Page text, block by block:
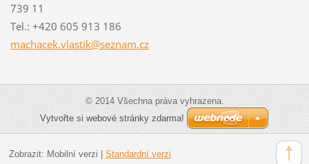
739 11
Tel.: +420 605 913 186
machacek.vlastik@seznam.cz
© 2014 Všechna práva vyhrazena.
Vytvořte si webové stránky zdarma!
Zobrazit: Mobilní verzi Standardní verzi